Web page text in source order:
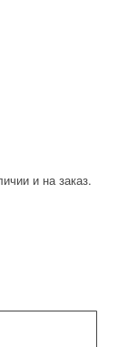
и на заказ.